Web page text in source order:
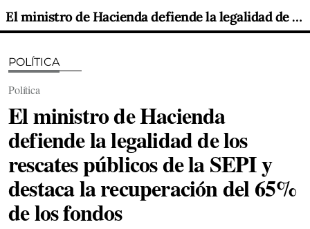
El ministro de Hacienda defiende la legalidad de los rescates públicos de la SEPI y destaca la recuperación del 65% de los fondos
POLÍTICA
Política
El ministro de Hacienda
defiende la legalidad de los
rescates públicos de la SEPI y
destaca la recuperación del 65%
de los fondos